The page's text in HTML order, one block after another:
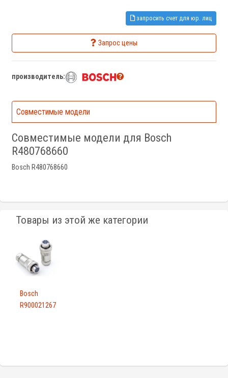
запросить счет для юр. лиц
Запрос цены
производитель:
Совместимые модели
Совместимые модели для Bosch
R480768660
Bosch R480768660
Товары из этой же категории
Bosch
R900021267